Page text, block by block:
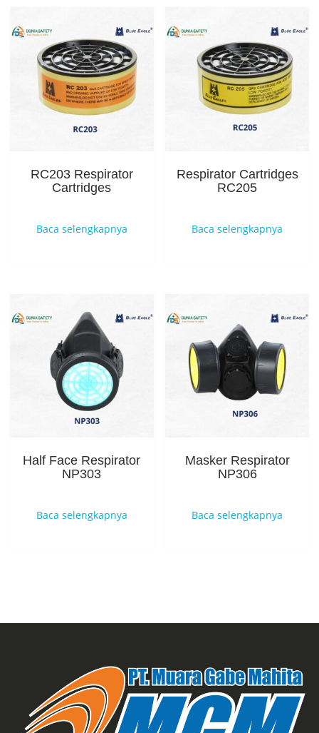
RC203 Respirator
Cartridges
Baca selengkapnya
Respirator Cartridges
RC205
Baca selengkapnya
Half Face Respirator
NP303
Baca selengkapnya
Masker Respirator
NP306
Baca selengkapnya